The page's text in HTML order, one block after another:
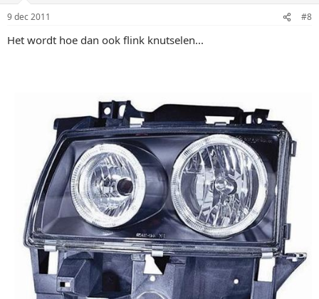
9 dec 2011 #8
Het wordt hoe dan ook flink knutselen...